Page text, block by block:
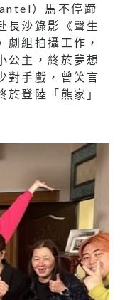
）馬不停蹄
長沙錄影《聲生
組拍攝工作，
公主，終於夢想
對手戲，曾笑言
登陸「熊家」